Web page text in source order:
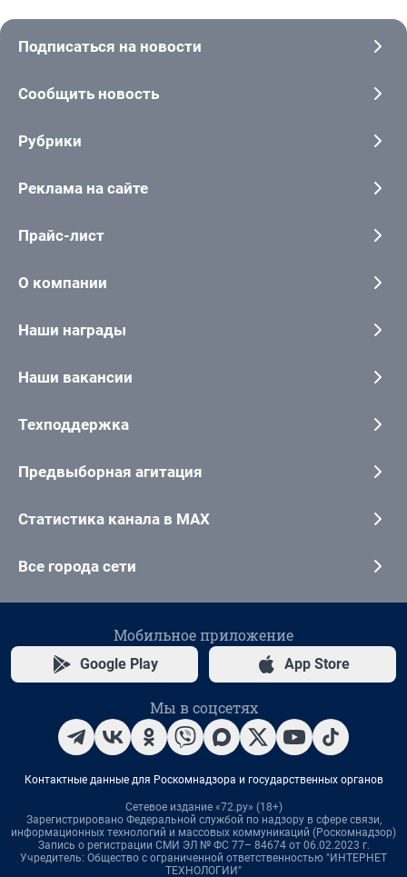
Подписаться на новости
Сообщить новость
Рубрики
Реклама на сайте
Прайс-лист
О компании
Наши награды
Наши вакансии
Техподдержка
Предвыборная агитация
Статистика канала в MAX
Все города сети
Мобильное приложение
Google Play App Store
Мы в соцсетях
Контактные данные для Роскомнадзора и государственных органов
Сетевое издание «72.ру» (18+)
Зарегистрировано Федеральной службой по надзору в сфере связи,
информационных технологий и массовых коммуникаций (Роскомнадзор)
Запись о регистрации СМИ ЭЛ № ФС 77– 84674 от 06.02.2023 г.
Учредитель: Общество с ограниченной ответственностью "ИНТЕРНЕТ
ТЕХНОЛОГИИ"